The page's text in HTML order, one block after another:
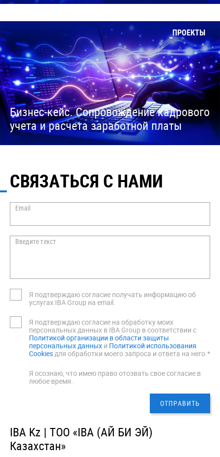
ПРОЕКТЫ
Бизнес-кейс. Сопровождение кадрового
учета и расчета заработной платы
СВЯЗАТЬСЯ С НАМИ
Email
Введите текст
Я подтверждаю согласие получать информацию об
услугах IBA Group на email.
Я подтверждаю согласие на обработку моих
персональных данных в IBA Group в соответствии с
Политикой организации в области защиты
персональных данных и Политикой использования
Cookiesдля обработки моего запроса и ответа на него.*
Я осознаю, что имею право отозвать свое согласие в
любое время.
IBA Kz | ТОО «IBA (АЙ БИ ЭЙ)
Казахстан»